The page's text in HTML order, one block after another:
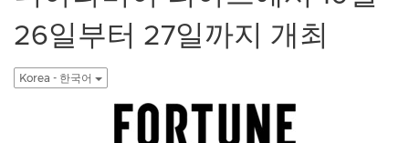
26일부터 27일까지 개최
Korea - 한국어